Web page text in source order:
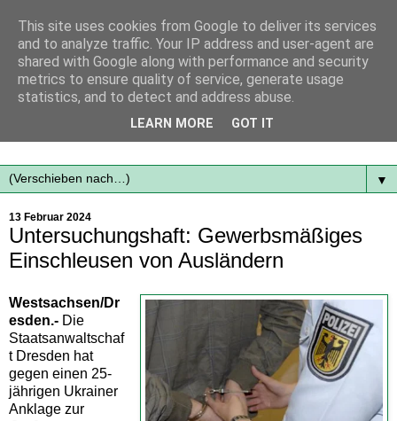
Mit frischen Themen aus der Region immer auf dem
▼
13 Februar 2024
Untersuchungshaft: Gewerbsmäßiges
Einschleusen von Ausländern
Westsachsen/Dr
esden.- Die
Staatsanwaltschaf
t Dresden hat
gegen einen 25-
jährigen Ukrainer
Anklage zur
This site uses cookies from Google to deliver its services
and to analyze traffic. Your IP address and user-agent are
shared with Google along with performance and security
metrics to ensure quality of service, generate usage
statistics, and to detect and address abuse.
LEARN MORE GOT IT